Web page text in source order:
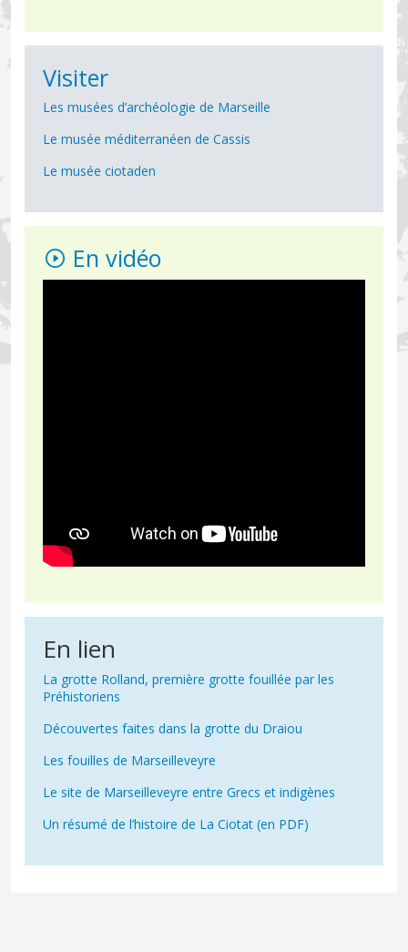
Visiter
Les musées d’archéologie de Marseille
Le musée méditerranéen de Cassis
Le musée ciotaden
En vidéo
En lien
La grotte Rolland, première grotte fouillée par les
Préhistoriens
Découvertes faites dans la grotte du Draiou
Les fouilles de Marseilleveyre
Le site de Marseilleveyre entre Grecs et indigènes
Un résumé de l’histoire de La Ciotat (en PDF)